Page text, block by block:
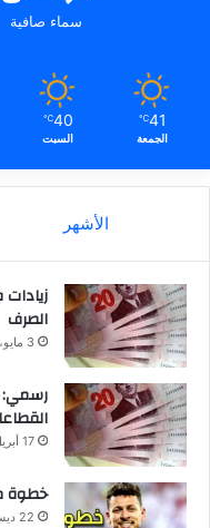
سماء صافية
41
℃
الجمعة
40
℃
السبت
الأشهر
الصرف
3 مايو، 2024
رسمي:
17 أبريل، 2024
خطوة
22 ديسمبر، 2023